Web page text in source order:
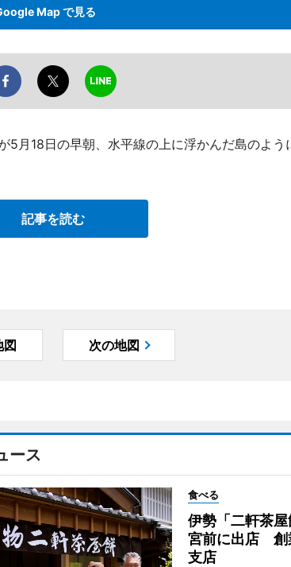
Map で見る
月18日の早朝、水平線の上に浮かんだ島のよう
記事を読む
図 次の地図
ース
食べる
伊勢「二軒茶
宮前に出店 創
支店